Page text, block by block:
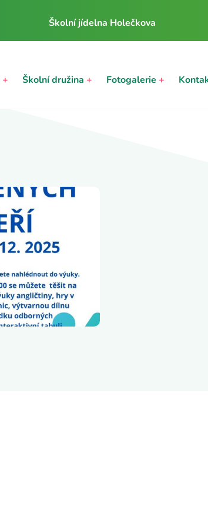
Školní jídelna Holečkova
+ Školní družina + Fotogalerie +